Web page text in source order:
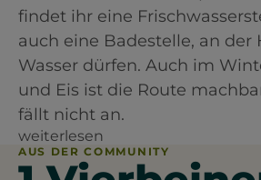
findet ihr eine
auch eine Badestelle, an der
Wasser dürfen. Auch im
und Eis ist die Route
fällt nicht an.
weiterlesen
AUS DER COMMUNITY